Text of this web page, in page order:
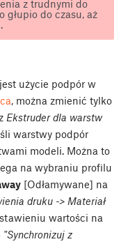
z trudnymi do
głupio do czasu, aż
użycie podpór w
, można zmienić tylko
Ekstruder dla warstw
warstwy podpór
modeli. Można to
na wybraniu profilu
[Odłamywane] na
druku -> Materiał
wartości na
"Synchronizuj z